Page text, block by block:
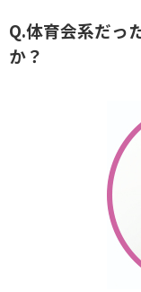
Q.体育会系だっ
か？